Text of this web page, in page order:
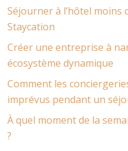
Séjourner à l’hôtel moins
Staycation
Créer une entreprise à
écosystème dynamique
Comment les
imprévus pendant un
À quel moment de la
?